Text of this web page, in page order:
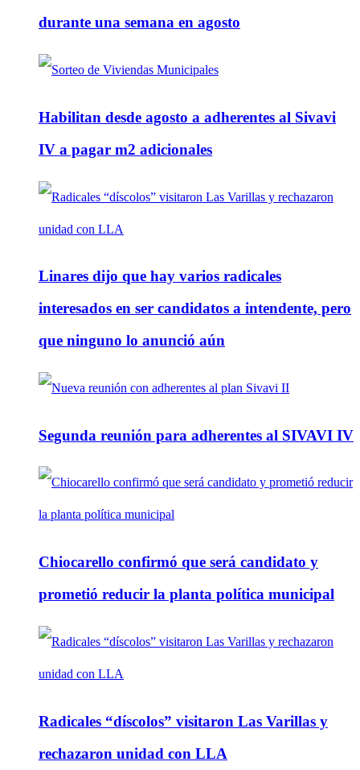
durante una semana en agosto
Habilitan desde agosto a adherentes al Sivavi
IV a pagar m2 adicionales
Linares dijo que hay varios radicales
interesados en ser candidatos a intendente, pero
que ninguno lo anunció aún
Segunda reunión para adherentes al SIVAVI IV
Chiocarello confirmó que será candidato y
prometió reducir la planta política municipal
Radicales “díscolos” visitaron Las Varillas y
rechazaron unidad con LLA